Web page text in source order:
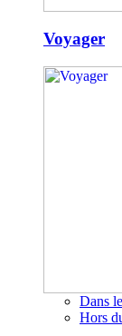
Voyager
Dans
Hors